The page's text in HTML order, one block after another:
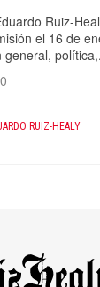
Ruiz-
el 16 de
general,
RUIZ-HEALY